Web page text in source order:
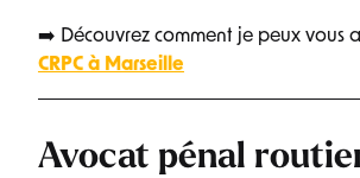
➡️ Découvrez comment je peux vous
CRPC à Marseille
Avocat pénal